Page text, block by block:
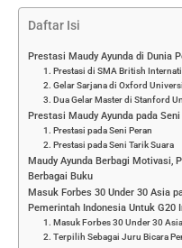
Daftar Isi
Prestasi Maudy Ayunda di Dunia
1. Prestasi di SMA British
2. Gelar Sarjana di Oxford
3. Dua Gelar Master di Stanford
Prestasi Maudy Ayunda pada
1. Prestasi pada Seni Peran
2. Prestasi pada Seni Tarik Suara
Maudy Ayunda Berbagi Motivasi,
Berbagai Buku
Masuk Forbes 30 Under 30 Asia
Pemerintah Indonesia Untuk G20
1. Masuk Forbes 30 Under 30
2. Terpilih Sebagai Juru Bicara